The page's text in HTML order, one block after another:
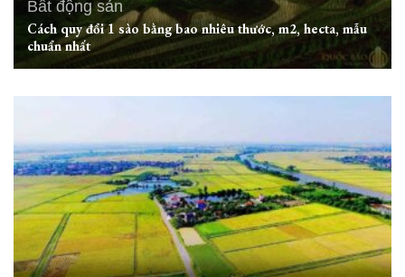
Bất động sản
Cách quy đổi 1 sào bằng bao nhiêu thước, m2, hecta, mẫu
chuẩn nhất